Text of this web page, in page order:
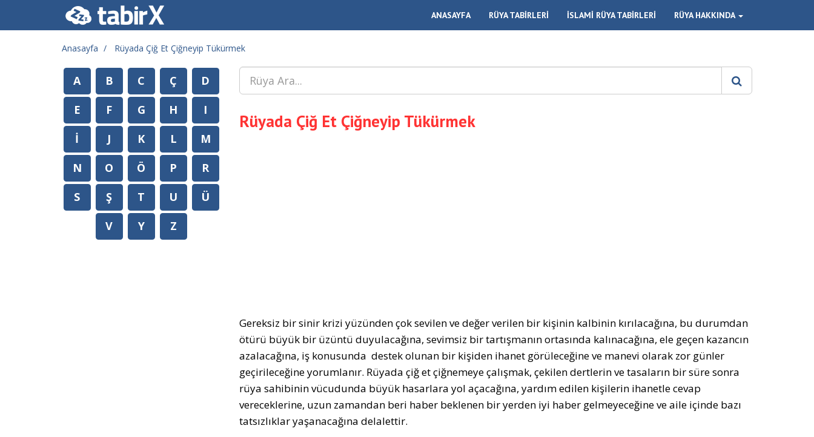
ANASAYFA RÜYA TABİRLERİ İSLAMİ RÜYA TABİRLERİ RÜYA HAKKINDA
Anasayfa Rüyada Çiğ Et Çiğneyip Tükürmek
Rüyada Çiğ Et Çiğneyip Tükürmek
Gereksiz bir sinir krizi yüzünden çok sevilen ve değer verilen bir kişinin kalbinin kırılacağına, bu durumdan
ötürü büyük bir üzüntü duyulacağına, sevimsiz bir tartışmanın ortasında kalınacağına, ele geçen kazancın
azalacağına, iş konusunda destek olunan bir kişiden ihanet görüleceğine ve manevi olarak zor günler
geçirileceğine yorumlanır. Rüyada çiğ et çiğnemeye çalışmak, çekilen dertlerin ve tasaların bir süre sonra
rüya sahibinin vücudunda büyük hasarlara yol açacağına, yardım edilen kişilerin ihanetle cevap
vereceklerine, uzun zamandan beri haber beklenen bir yerden iyi haber gelmeyeceğine ve aile içinde bazı
tatsızlıklar yaşanacağına delalettir.
A B C Ç
D
E
F G H
I
İ
J K L
M
N
O Ö P
R
S
Ş T U
Ü
V
Y Z